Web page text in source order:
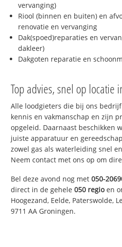
vervanging)
Riool (binnen en buiten) en
renovatie en vervanging
Dak(spoed)reparaties en
dakleer)
Dakgoten reparatie en
Top advies, snel op locatie
Alle loodgieters die bij ons
kennis en vakmanschap en zijn
opgeleid. Daarnaast beschikken
juiste apparatuur en
zowel gas als waterleiding snel
Neem contact met ons op om
Bel deze avond nog met050-
direct in de gehele050 regioen
Hoogezand, Eelde, Paterswolde,
9711 AA Groningen.